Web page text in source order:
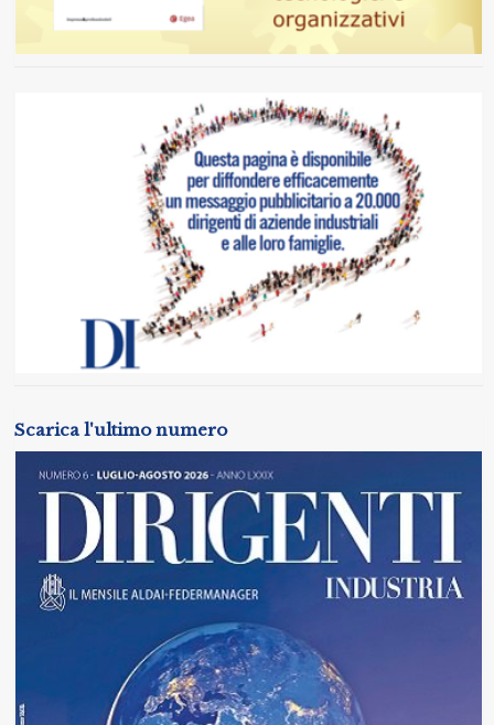
Scarica l'ultimo numero